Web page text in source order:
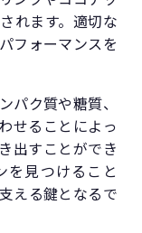
れます。適切な
フォーマンスを
パク質や糖質、
せることによっ
出すことができ
を見つけること
える鍵となるで